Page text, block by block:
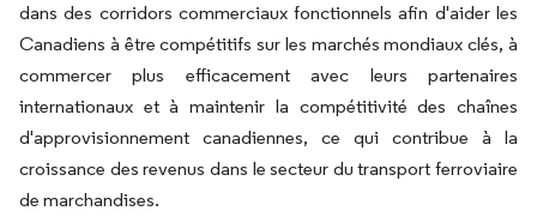
dans des corridors commerciaux fonctionnels afin d'aider les
Canadiens à être compétitifs sur les marchés mondiaux clés, à
commercer plus efficacement avec leurs partenaires
internationaux et à maintenir la compétitivité des chaînes
d'approvisionnement canadiennes, ce qui contribue à la
croissance des revenus dans le secteur du transport ferroviaire
de marchandises.